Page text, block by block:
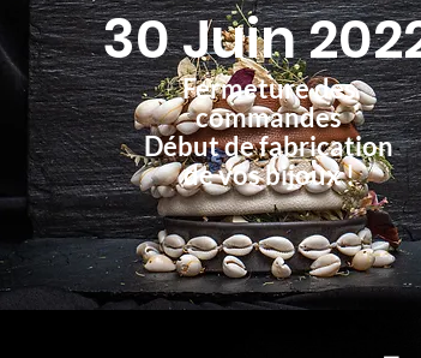
30 Juin
Fermeture des
commandes
Début de fabrication
de vos bijoux !